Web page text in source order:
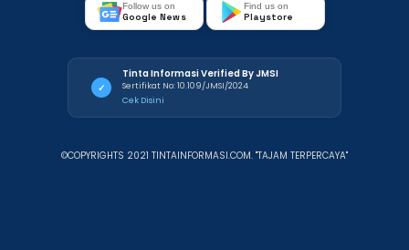
Follow us on
Google News
Find us on
Playstore
✓
Tinta Informasi Verified By JMSI
Sertifikat No: 10.109/JMSI/2024
Cek Disini
©COPYRIGHTS 2021 TINTAINFORMASI.COM. "TAJAM TERPERCAYA"